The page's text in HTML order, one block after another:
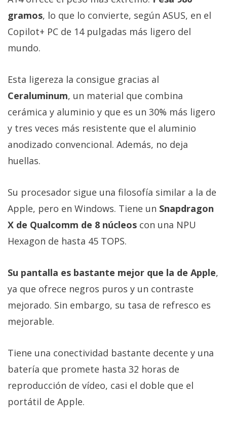
gramos, lo que lo convierte, según ASUS, en el
Copilot+ PC de 14 pulgadas más ligero del
mundo.
Esta ligereza la consigue gracias al
Ceraluminum, un material que combina
cerámica y aluminio y que es un 30% más ligero
y tres veces más resistente que el aluminio
anodizado convencional. Además, no deja
huellas.
Su procesador sigue una filosofía similar a la de
Apple, pero en Windows. Tiene un Snapdragon
X de Qualcomm de 8 núcleos con una NPU
Hexagon de hasta 45 TOPS.
Su pantalla es bastante mejor que la de Apple,
ya que ofrece negros puros y un contraste
mejorado. Sin embargo, su tasa de refresco es
mejorable.
Tiene una conectividad bastante decente y una
batería que promete hasta 32 horas de
reproducción de vídeo, casi el doble que el
portátil de Apple.